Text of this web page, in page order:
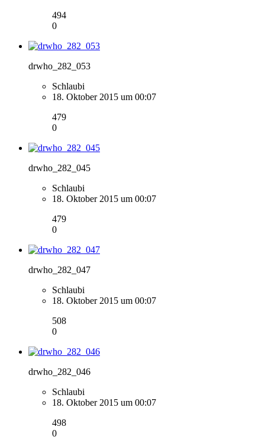
494
0
drwho_282_053
Schlaubi
18. Oktober 2015 um 00:07
479
0
drwho_282_045
Schlaubi
18. Oktober 2015 um 00:07
479
0
drwho_282_047
Schlaubi
18. Oktober 2015 um 00:07
508
0
drwho_282_046
Schlaubi
18. Oktober 2015 um 00:07
498
0